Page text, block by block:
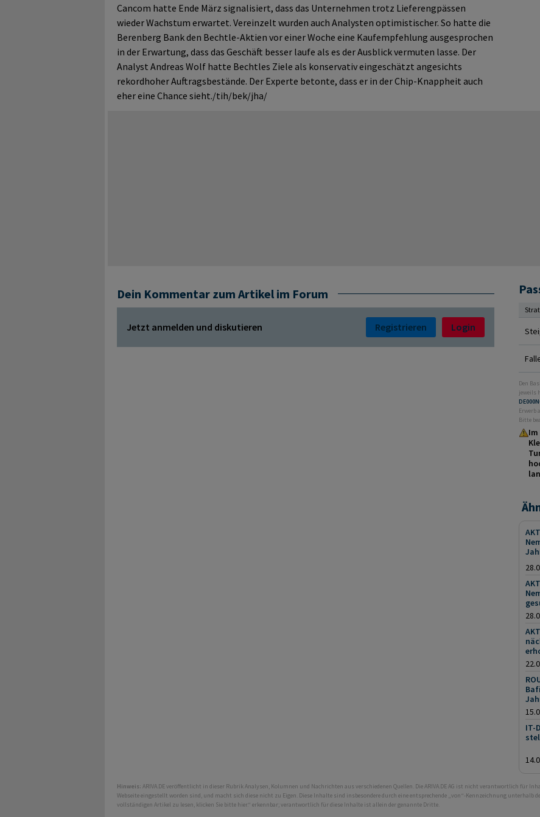
Cancom hatte Ende März signalisiert, dass das Unternehmen trotz Lieferengpässen
wieder Wachstum erwartet. Vereinzelt wurden auch Analysten optimistischer. So hatte die
Berenberg Bank den Bechtle-Aktien vor einer Woche eine Kaufempfehlung ausgesprochen
in der Erwartung, dass das Geschäft besser laufe als es der Ausblick vermuten lasse. Der
Analyst Andreas Wolf hatte Bechtles Ziele als konservativ eingeschätzt angesichts
rekordhoher Auftragsbestände. Der Experte betonte, dass er in der Chip-Knappheit auch
eher eine Chance sieht./tih/bek/jha/
Dein Kommentar zum Artikel im Forum
Jetzt anmelden und diskutieren Registrieren Login
Den
jeweils
Erwerb
Bitte
IT-
Hinweis: ARIVA.DE veröffentlicht in dieser Rubrik Analysen, Kolumnen und Nachrichten aus verschiedenen Quellen. Die ARIVA.DE AG ist nicht verantwortlich für
Webseite eingestellt worden sind, und macht sich diese nicht zu Eigen. Diese Inhalte sind insbesondere durch eine entsprechende „von“-Kennzeichnung unterhalb
vollständigen Artikel zu lesen, klicken Sie bitte hier.“ erkennbar; verantwortlich für diese Inhalte ist allein der genannte Dritte.